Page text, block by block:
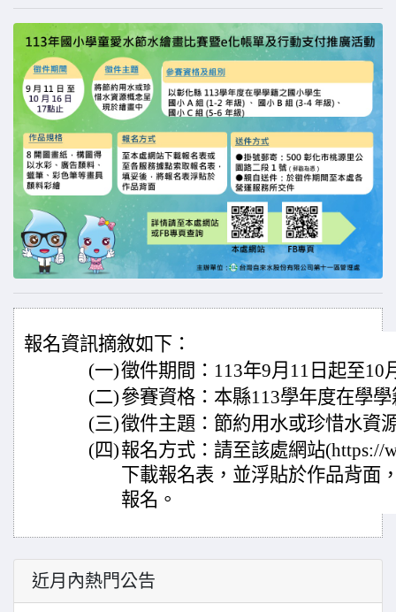
報名資訊摘敘如下：
(一)徵件期間：113年9月11日起至10
(二)參賽資格：本縣113學年度在學
(三)徵件主題：節約用水或珍惜水資
(四)報名方式：請至該處網站(https://
下載報名表，並浮貼於作品背面
報名。
近月內熱門公告